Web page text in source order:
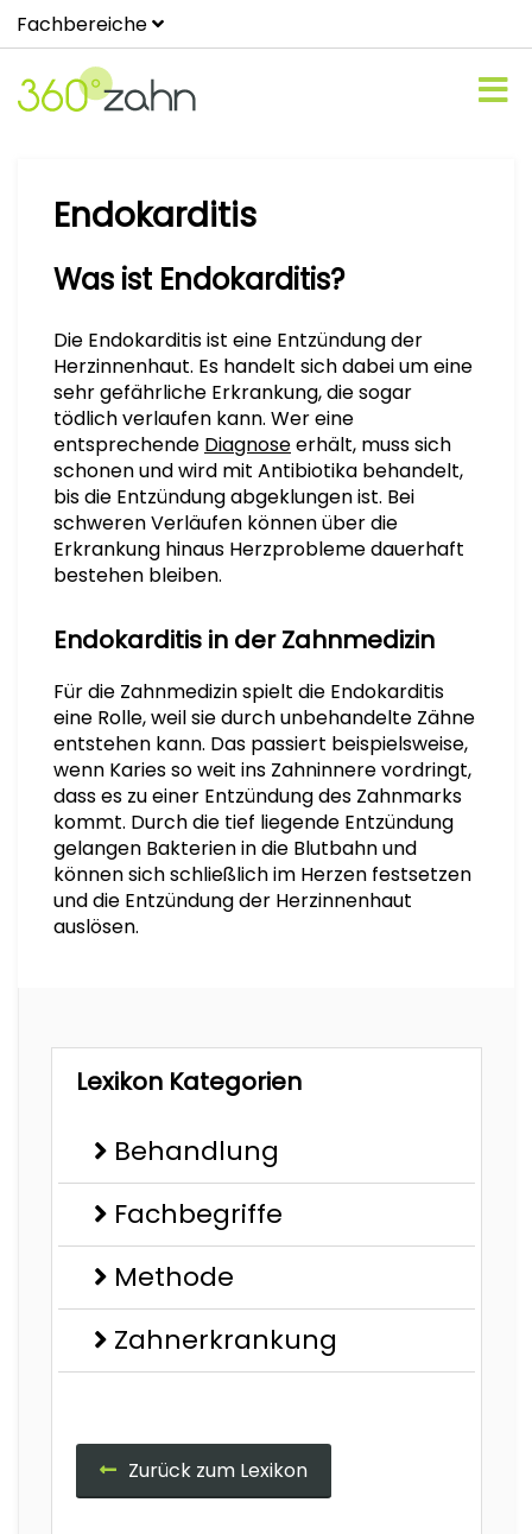
Fachbereiche
Endokarditis
Was ist Endokarditis?
Die Endokarditis ist eine Entzündung der
Herzinnenhaut. Es handelt sich dabei um eine
sehr gefährliche Erkrankung, die sogar
tödlich verlaufen kann. Wer eine
entsprechende Diagnoseerhält, muss sich
schonen und wird mit Antibiotika behandelt,
bis die Entzündung abgeklungen ist. Bei
schweren Verläufen können über die
Erkrankung hinaus Herzprobleme dauerhaft
bestehen bleiben.
Endokarditis in der Zahnmedizin
Für die Zahnmedizin spielt die Endokarditis
eine Rolle, weil sie durch unbehandelte Zähne
entstehen kann. Das passiert beispielsweise,
wenn Karies so weit ins Zahninnere vordringt,
dass es zu einer Entzündung des Zahnmarks
kommt. Durch die tief liegende Entzündung
gelangen Bakterien in die Blutbahn und
können sich schließlich im Herzen festsetzen
und die Entzündung der Herzinnenhaut
auslösen.
Lexikon Kategorien
Behandlung
Fachbegriffe
Methode
Zahnerkrankung
Zurück zum Lexikon